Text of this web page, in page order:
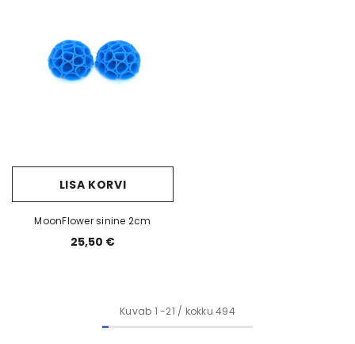
LISA KORVI
MoonFlower sinine 2cm
25,50 €
Kuvab 1 -21 / kokku 494